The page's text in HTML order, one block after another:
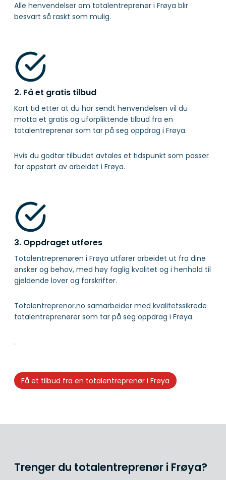
Alle henvendelser om totalentreprenør i Frøya blir
besvart så raskt som mulig.
2. Få et gratis tilbud
Kort tid etter at du har sendt henvendelsen vil du
motta et gratis og uforpliktende tilbud fra en
totalentreprenør som tar på seg oppdrag i Frøya.
Hvis du godtar tilbudet avtales et tidspunkt som passer
for oppstart av arbeidet i Frøya.
3. Oppdraget utføres
Totalentreprenøren i Frøya utfører arbeidet ut fra dine
ønsker og behov, med høy faglig kvalitet og i henhold til
gjeldende lover og forskrifter.
Totalentreprenor.no samarbeider med kvalitetssikrede
totalentreprenører som tar på seg oppdrag i Frøya.
.
Få et tilbud fra en totalentreprenør i Frøya
Trenger du totalentreprenør i Frøya?